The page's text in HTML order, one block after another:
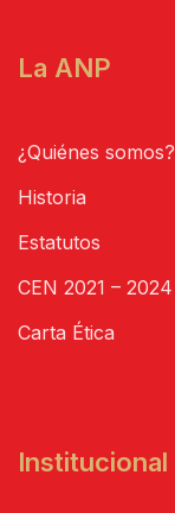
La ANP
¿Quiénes somos?
Historia
Estatutos
CEN 2021 – 2024
Carta Ética
Institucional